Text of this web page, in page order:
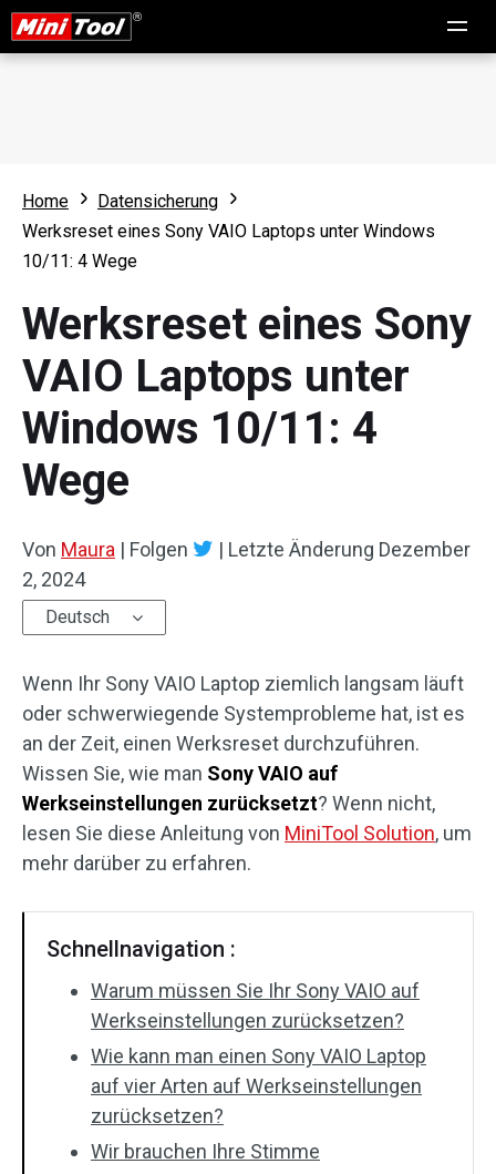
Home
Datensicherung
Werksreset eines Sony VAIO Laptops unter Windows
10/11: 4 Wege
Werksreset eines Sony
VAIO Laptops unter
Windows 10/11: 4
Wege
Von Maura | Folgen | Letzte Änderung Dezember
2, 2024
Deutsch
Wenn Ihr Sony VAIO Laptop ziemlich langsam läuft
oder schwerwiegende Systemprobleme hat, ist es
an der Zeit, einen Werksreset durchzuführen.
Wissen Sie, wie man Sony VAIO auf
Werkseinstellungen zurücksetzt? Wenn nicht,
lesen Sie diese Anleitung von MiniTool Solution, um
mehr darüber zu erfahren.
Schnellnavigation :
Warum müssen Sie Ihr Sony VAIO auf
Werkseinstellungen zurücksetzen?
Wie kann man einen Sony VAIO Laptop
auf vier Arten auf Werkseinstellungen
zurücksetzen?
Wir brauchen Ihre Stimme